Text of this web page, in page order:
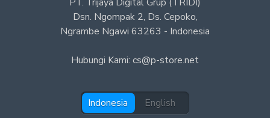
Dsn. Ngompak 2, Ds. Cepoko,
Ngrambe Ngawi 63263 - Indonesia
Hubungi Kami: cs@p-store.net
Indonesia English